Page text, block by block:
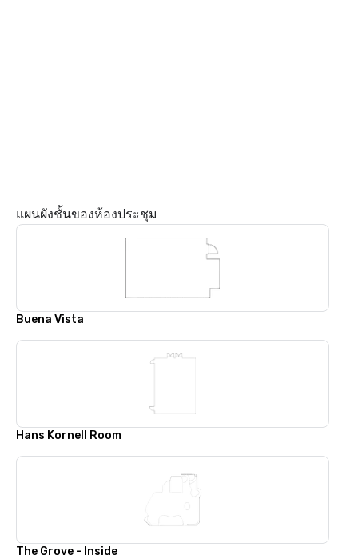
แผนผังชั้นของห้องประชุม
Buena Vista
Hans Kornell Room
The Grove - Inside